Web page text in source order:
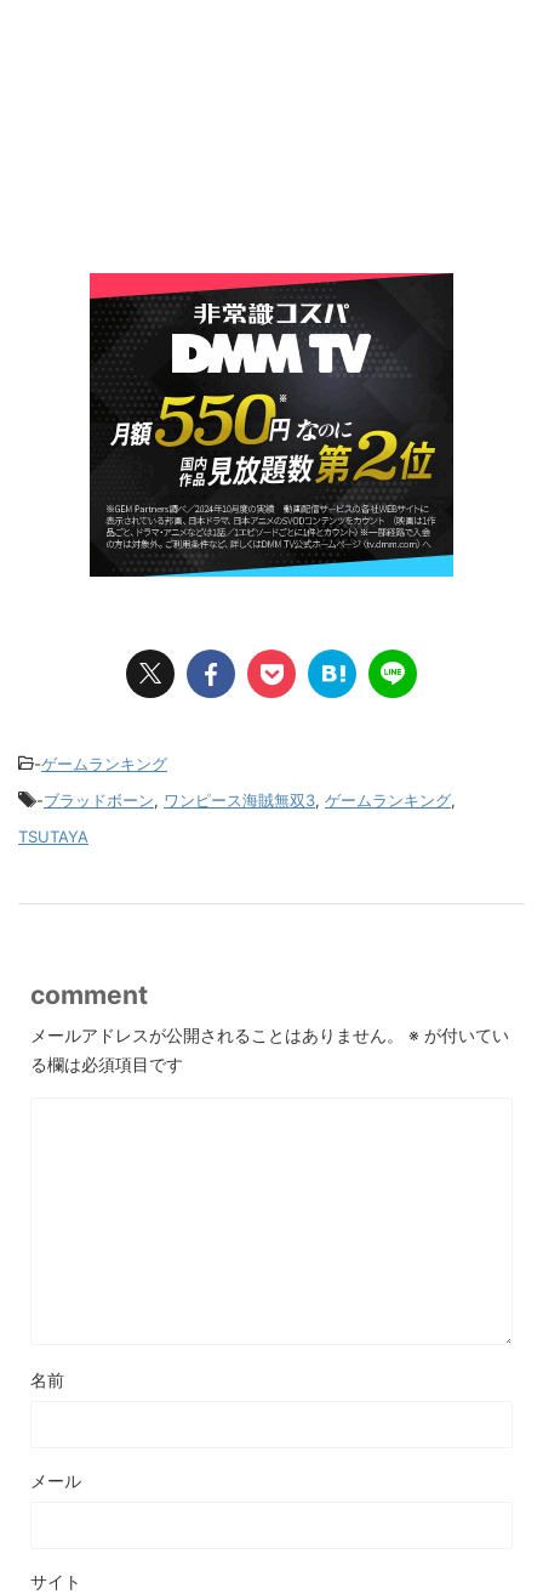
-ゲームランキング
-ブラッドボーン, ワンピース海賊無双3, ゲームランキング,
TSUTAYA
comment
メールアドレスが公開されることはありません。 ※ が付いてい
る欄は必須項目です
名前
メール
サイト